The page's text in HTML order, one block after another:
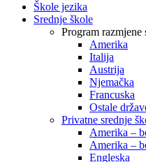
Škole jezika
Srednje škole
Program razmjene
Amerika
Italija
Austrija
Njemačka
Francuska
Ostale
Privatne srednje
Amerika –
Amerika –
Engleska